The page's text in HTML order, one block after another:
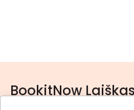
BookitNow Laiškas